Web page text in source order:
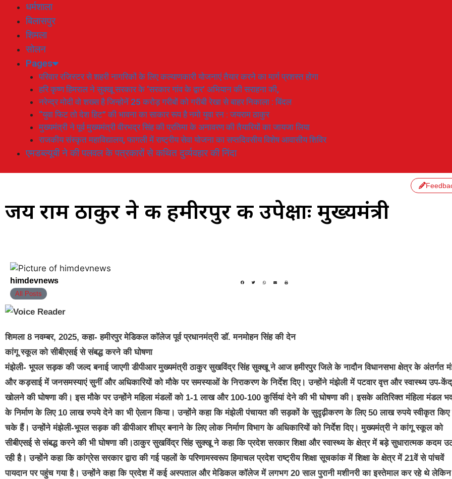
धर्मशाला
बिलासपुर
शिमला
सोलन
Pages
परिवार रजिस्टर से शहरी नागरिकों के लिए कल्याणकारी योजनाएं तैयार करने का मार्ग प्रशस्त होगा
हरि कृष्ण हिमराल ने सुक्खू सरकार के ‘सरकार गांव के द्वार’ अभियान की सराहना की,
नरेन्द्र मोदी वो शख्स है जिन्होनें 25 करोड़ गरीबों को गरीबी रेखा से बाहर निकाला : बिंदल
“युवा फिट तो देश हिट” की भावना का साकार रूप है नमो युवा रन : जयराम ठाकुर
मुख्यमंत्री ने पूर्व मुख्यमंत्री वीरभद्र सिंह की प्रतिमा के अनावरण की तैयारियों का जायजा लिया
राजकीय संस्कृत महाविद्यालय, फागली में राष्ट्रीय सेवा योजना का सप्तदिवसीय विशेष आवासीय शिविर
एमडब्ल्यूबी ने की पलवल के पत्रकारों से कथित दुर्व्यवहार की निंदा
जय राम ठाकुर ने की हमीरपुर की उपेक्षाः मुख्यमंत्री
himdevnews
All Posts
शिमला 8 नवम्बर, 2025, कहा- हमीरपुर मेडिकल कॉलेज पूर्व प्रधानमंत्री डॉ. मनमोहन सिंह की देन
कांगू स्कूल को सीबीएसई से संबद्ध करने की घोषणा
मंझेली- भूपल सड़क की जल्द बनाई जाएगी डीपीआर मुख्यमंत्री ठाकुर सुखविंद्र सिंह सुक्खू ने आज हमीरपुर जिले के नादौन विधानसभा क्षेत्र के अंतर्गत
और कड़साई में जनसमस्याएं सुनीं और अधिकारियों को मौके पर समस्याओं के निराकरण के निर्देश दिए। उन्होंने मंझेली में पटवार वृत्त और स्वास्थ्य उप-
खोलने की घोषणा की। इस मौके पर उन्होंने महिला मंडलों को 1-1 लाख और 100-100 कुर्सियां देने की भी घोषणा की। इसके अतिरिक्त मंहिला मंडल
के निर्माण के लिए 10 लाख रुपये देने का भी ऐलान किया। उन्होंने कहा कि मंझेली पंचायत की सड़कों के सुदृढ़ीकरण के लिए 50 लाख रुपये स्वीकृत किए
चके हैं। उन्होंने मंझेली-भूपल सड़क की डीपीआर शीघ्र बनाने के लिए लोक निर्माण विभाग के अधिकारियों को निर्देश दिए। मुख्यमंत्री ने कांगू स्कूल को
सीबीएसई से संबद्ध करने की भी घोषणा की।ठाकुर सुखविंद्र सिंह सुक्खू ने कहा कि प्रदेश सरकार शिक्षा और स्वास्थ्य के क्षेत्र में बड़े सुधारात्मक कदम
रही है। उन्होंने कहा कि कांग्रेस सरकार द्वारा की गई पहलों के परिणामस्वरूप हिमाचल प्रदेश राष्ट्रीय शिक्षा सूचकांक में शिक्षा के क्षेत्र में 21वें से पांचवें
पायदान पर पहुंच गया है। उन्होंने कहा कि प्रदेश में कई अस्पताल और मेडिकल कॉलेज में लगभग 20 साल पुरानी मशीनरी का इस्तेमाल कर रहे थे लेकिन